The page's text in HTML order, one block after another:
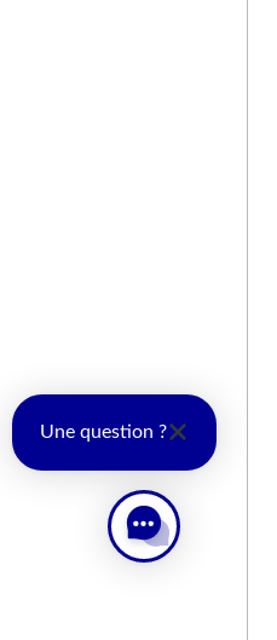
Une question ?